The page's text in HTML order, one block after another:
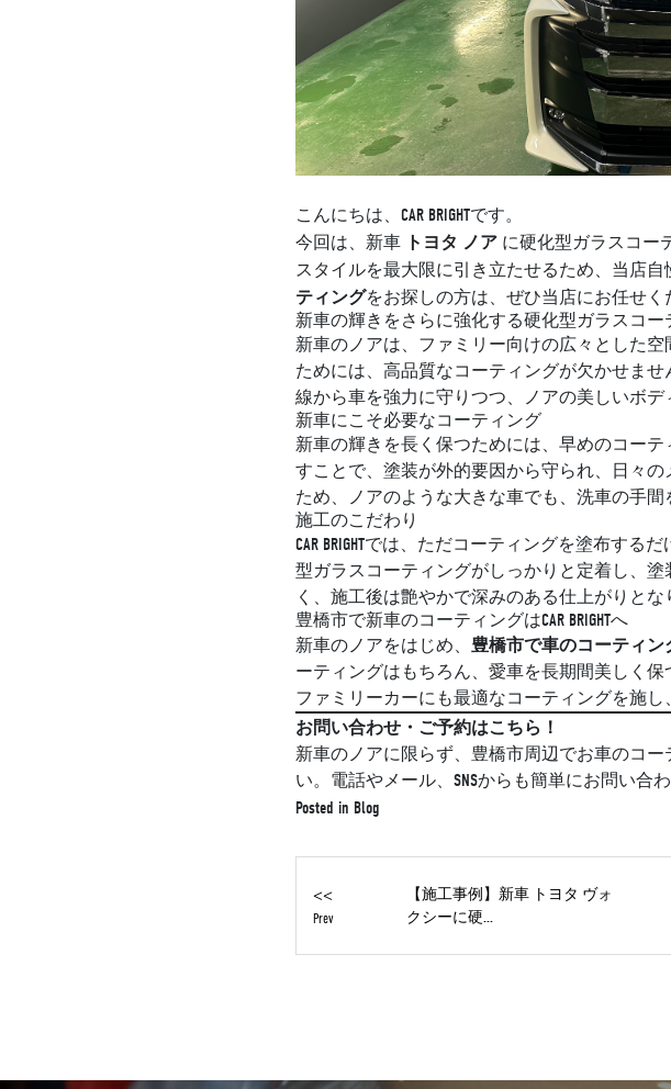
こんにちは、CAR BRIGHTです。
今回は、新車 トヨタ ノアに硬化型ガラスコー
スタイルを最大限に引き立たせるため、当店
ティングをお探しの方は、ぜひ当店にお任せく
新車の輝きをさらに強化する硬化型ガラスコー
新車のノアは、ファミリー向けの広々とした
ためには、高品質なコーティングが欠かせま
線から車を強力に守りつつ、ノアの美しいボ
新車にこそ必要なコーティング
新車の輝きを長く保つためには、早めのコー
すことで、塗装が外的要因から守られ、日々
ため、ノアのような大きな車でも、洗車の手
施工のこだわり
CAR BRIGHTでは、ただコーティングを塗布す
型ガラスコーティングがしっかりと定着し、
く、施工後は艶やかで深みのある仕上がりと
豊橋市で新車のコーティングはCAR BRIGHTへ
新車のノアをはじめ、 豊橋市で車のコーティン
ーティングはもちろん、愛車を長期間美しく
ファミリーカーにも最適なコーティングを施
お問い合わせ・ご予約はこちら！
新車のノアに限らず、豊橋市周辺でお車のコー
い。電話やメール、SNSからも簡単にお問い
Posted in Blog
<<
Prev
【施工事例】新車 トヨタ ヴォ
クシーに硬...